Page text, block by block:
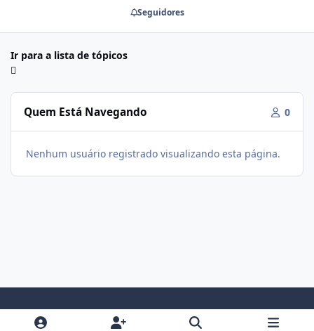
Seguidores
Ir para a lista de tópicos
Quem Está Navegando 0
Nenhum usuário registrado visualizando esta página.
Modo ClaroModo EscuroPreferência do Sistema